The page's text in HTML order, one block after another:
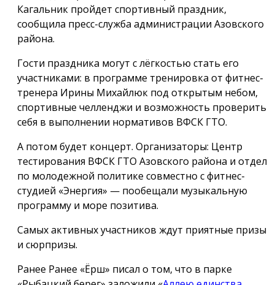
Кагальник пройдет спортивный праздник,
сообщила пресс-служба администрации Азовского
района.
Гости праздника могут с лёгкостью стать его
участниками: в программе тренировка от фитнес-
тренера Ирины Михайлюк под открытым небом,
спортивные челленджи и возможность проверить
себя в выполнении нормативов ВФСК ГТО.
А потом будет концерт. Организаторы: Центр
тестирования ВФСК ГТО Азовского района и отдел
по молодежной политике совместно с фитнес-
студией «Энергия» — пообещали музыкальную
программу и море позитива.
Самых активных участников ждут приятные призы
и сюрпризы.
Ранее Ранее «Ёрш» писал о том, что в парке